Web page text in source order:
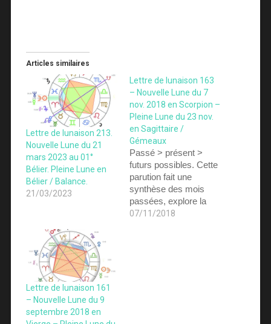
Articles similaires
Lettre de lunaison 213.
Nouvelle Lune du 21
mars 2023 au 01°
Bélier. Pleine Lune en
Bélier / Balance.
21/03/2023
Lettre de lunaison 163
– Nouvelle Lune du 7
nov. 2018 en Scorpion –
Pleine Lune du 23 nov.
en Sagittaire /
Gémeaux
Passé > présent >
futurs possibles. Cette
parution fait une
synthèse des mois
passées, explore la
lunaison en cours en
07/11/2018
Lettre de lunaison 161
– Nouvelle Lune du 9
septembre 2018 en